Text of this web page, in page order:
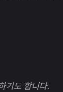
기도 합니다.